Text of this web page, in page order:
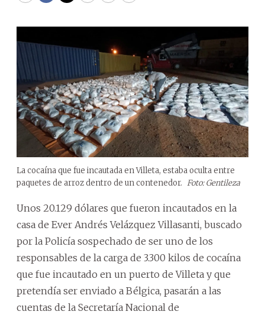
La cocaína que fue incautada en Villeta, estaba oculta entre
paquetes de arroz dentro de un contenedor. Foto: Gentileza
Unos 20.129 dólares que fueron incautados en la
casa de Ever Andrés Velázquez Villasanti, buscado
por la Policía sospechado de ser uno de los
responsables de la carga de 3.300 kilos de cocaína
que fue incautado en un puerto de Villeta y que
pretendía ser enviado a Bélgica, pasarán a las
cuentas de la Secretaría Nacional de